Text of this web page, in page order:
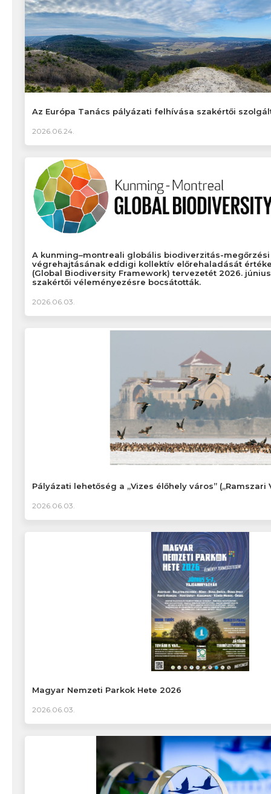
Az Európa Tanács pályázati felhívása szakértői
2026.06.24.
A kunming–montreali globális biodiverzitás-
végrehajtásának eddigi kollektív előrehaladását
(Global Biodiversity Framework) tervezetét 2026.
szakértői véleményezésre bocsátották.
2026.06.03.
Pályázati lehetőség a „Vizes élőhely város” („Ramszari
2026.06.03.
Magyar Nemzeti Parkok Hete 2026
2026.06.03.